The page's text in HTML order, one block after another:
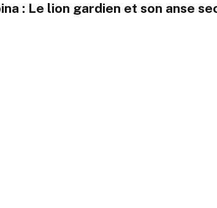
: Le lion gardien et son anse